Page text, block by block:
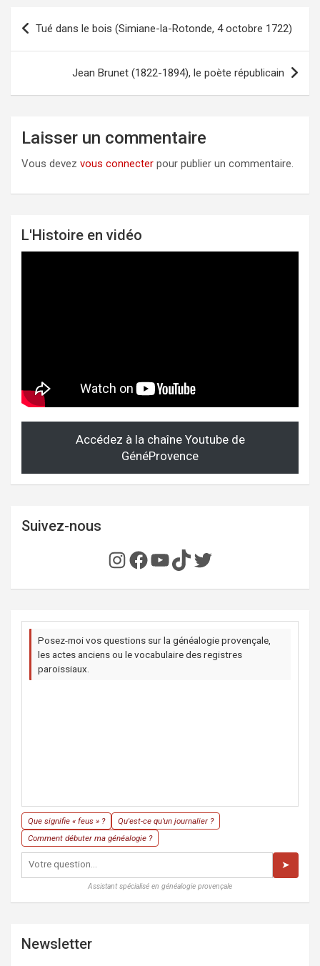
Navigation
de
Tué dans le bois (Simiane-la-Rotonde, 4 octobre 1722)
Jean Brunet (1822-1894), le poète républicain
Laisser un commentaire
Vous devez vous connecter pour publier un commentaire.
L'Histoire en vidéo
Accédez à la chaîne Youtube de
GénéProvence
Suivez-nous
Instagram
Facebook
YouTube
TikTok
Twitter
Posez-moi vos questions sur la généalogie provençale,
les actes anciens ou le vocabulaire des registres
paroissiaux.
Que signifie « feus » ?
Qu'est-ce qu'un journalier ?
Comment débuter ma généalogie ?
➤
Assistant spécialisé en généalogie provençale
Newsletter